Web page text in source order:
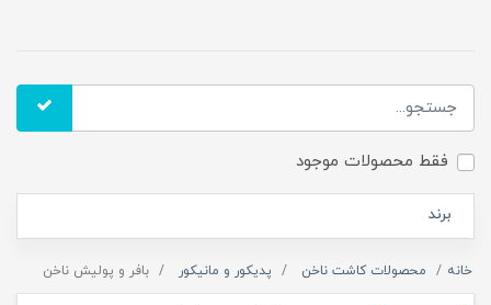
فقط محصولات موجود
برند
خانه محصولات کاشت ناخن پدیکور و مانیکور بافر و پولیش ناخن